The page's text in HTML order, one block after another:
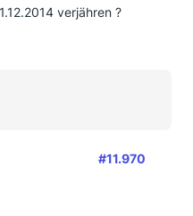
verjähren ?
#11.970